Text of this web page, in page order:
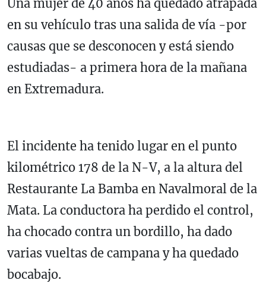
Una mujer de 40 años ha quedado atrapada
en su vehículo tras una salida de vía -por
causas que se desconocen y está siendo
estudiadas- a primera hora de la mañana
en Extremadura.
El incidente ha tenido lugar en el punto
kilométrico 178 de la N-V, a la altura del
Restaurante La Bamba en Navalmoral de la
Mata. La conductora ha perdido el control,
ha chocado contra un bordillo, ha dado
varias vueltas de campana y ha quedado
bocabajo.